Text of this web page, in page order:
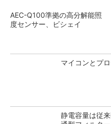
AEC-Q100準拠の高分解能照
度センサー、ビシェイ
マイコンとプ
静電容量は従